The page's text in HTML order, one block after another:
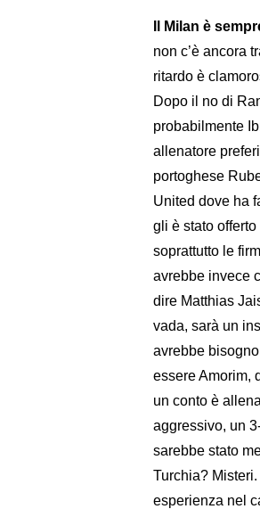
Il Milan è
non c’è ancora
ritardo è
Dopo il no di
probabilmente
allenatore
portoghese
United dove ha
gli è stato
soprattutto le
avrebbe invece
dire Matthias
vada, sarà un
avrebbe
essere Amorim,
un conto è
aggressivo, un
sarebbe stato
Turchia?
esperienza nel